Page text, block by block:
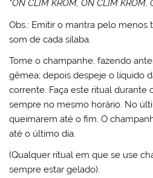
“ON CLIM KROM, ON CLIM KROM,
Obs.: Emitir o mantra pelo menos
som de cada sílaba.
Tome o champanhe, fazendo
gêmea; depois despeje o líquido
corrente. Faça este ritual durante
sempre no mesmo horário. No
queimarem até o fim. O
até o último dia.
(Qualquer ritual em que se use
sempre estar gelado).